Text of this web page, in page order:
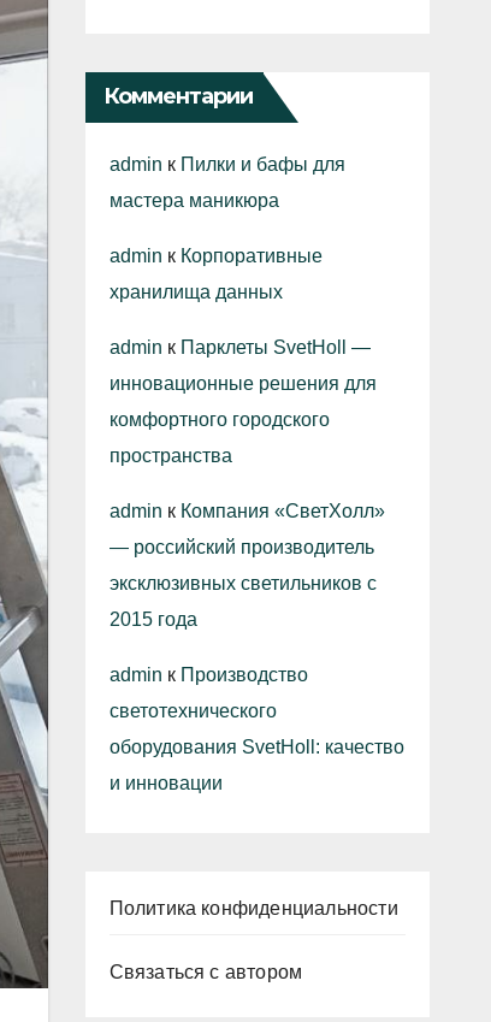
Комментарии
admin к Пилки и бафы для
мастера маникюра
admin к Корпоративные
хранилища данных
admin к Парклеты SvetHoll —
инновационные решения для
комфортного городского
пространства
admin к Компания «СветХолл»
— российский производитель
эксклюзивных светильников с
2015 года
admin к Производство
светотехнического
оборудования SvetHoll: качество
и инновации
Политика конфиденциальности
Связаться с автором